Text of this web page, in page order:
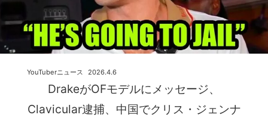
DrakeがOFモデルにメッセージ、
Clavicular逮捕、中国でクリス・ジェンナ
2026.4.6
YouTuberニュース